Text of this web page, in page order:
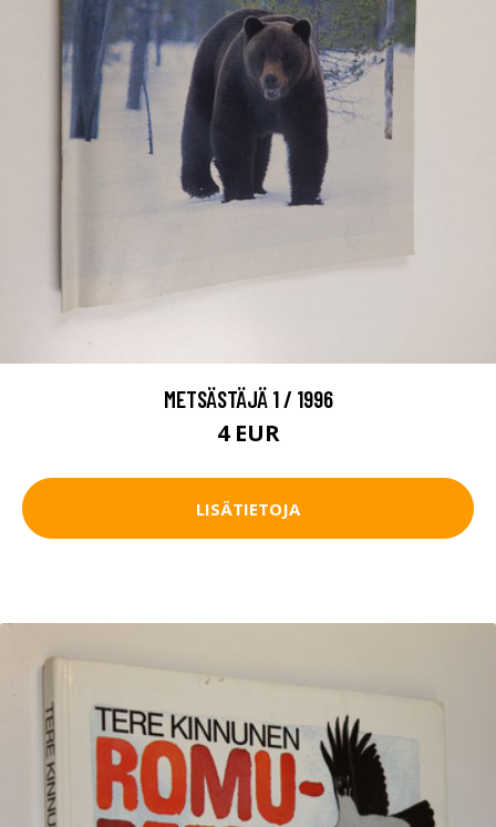
METSÄSTÄJÄ 1 / 1996
4 EUR
LISÄTIETOJA